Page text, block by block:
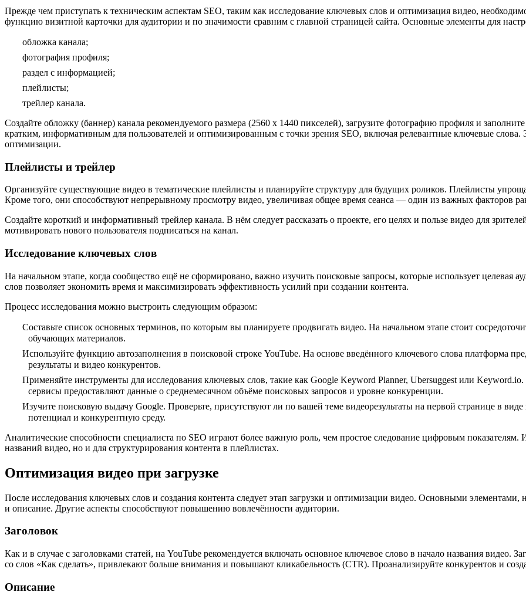
Прежде чем приступать к техническим аспектам SEO, таким как исследование ключевых слов и оптимизация видео,
функцию визитной карточки для аудитории и по значимости сравним с главной страницей сайта. Основные элементы для
обложка канала;
фотография профиля;
раздел с информацией;
плейлисты;
трейлер канала.
Создайте обложку (баннер) канала рекомендуемого размера (2560 x 1440 пикселей), загрузите фотографию профиля и
кратким, информативным для пользователей и оптимизированным с точки зрения SEO, включая релевантные ключевые слова.
оптимизации.
Плейлисты и трейлер
Организуйте существующие видео в тематические плейлисты и планируйте структуру для будущих роликов. Плейлисты
Кроме того, они способствуют непрерывному просмотру видео, увеличивая общее время сеанса — один из важных факторов
Создайте короткий и информативный трейлер канала. В нём следует рассказать о проекте, его целях и пользе видео для
мотивировать нового пользователя подписаться на канал.
Исследование ключевых слов
На начальном этапе, когда сообщество ещё не сформировано, важно изучить поисковые запросы, которые использует целевая
слов позволяет экономить время и максимизировать эффективность усилий при создании контента.
Процесс исследования можно выстроить следующим образом:
Составьте список основных терминов, по которым вы планируете продвигать видео. На начальном этапе стоит
обучающих материалов.
Используйте функцию автозаполнения в поисковой строке YouTube. На основе введённого ключевого слова платформа
результаты и видео конкурентов.
Применяйте инструменты для исследования ключевых слов, такие как Google Keyword Planner, Ubersuggest или
сервисы предоставляют данные о среднемесячном объёме поисковых запросов и уровне конкуренции.
Изучите поисковую выдачу Google. Проверьте, присутствуют ли по вашей теме видеорезультаты на первой странице в
потенциал и конкурентную среду.
Аналитические способности специалиста по SEO играют более важную роль, чем простое следование цифровым показателям.
названий видео, но и для структурирования контента в плейлистах.
Оптимизация видео при загрузке
После исследования ключевых слов и создания контента следует этап загрузки и оптимизации видео. Основными
и описание. Другие аспекты способствуют повышению вовлечённости аудитории.
Заголовок
Как и в случае с заголовками статей, на YouTube рекомендуется включать основное ключевое слово в начало названия
со слов «Как сделать», привлекают больше внимания и повышают кликабельность (CTR). Проанализируйте конкурентов и
Описание